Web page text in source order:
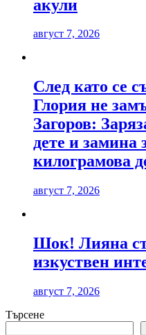
акули
август 7, 2026
След като се
Глория не
Загоров:
дете и замина
килограмова
август 7, 2026
Шок! Лияна
изкуствен
август 7, 2026
Търсене